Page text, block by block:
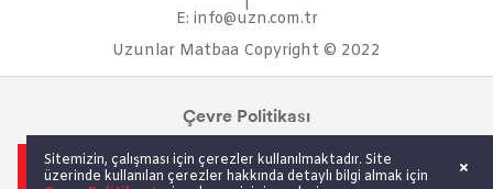
E: info@uzn.com.tr
Uzunlar Matbaa Copyright © 2022
Çevre Politikası
Kariyer
Sitemizin, çalışması için çerezler kullanılmaktadır. Site
üzerinde kullanılan çerezler hakkında detaylı bilgi almak için